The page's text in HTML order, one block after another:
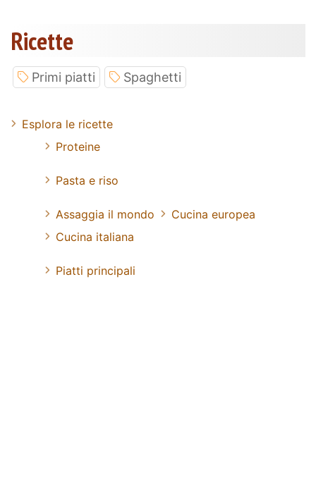
Ricette
Primi piatti Spaghetti
Esplora le ricette
Proteine
Pasta e riso
Assaggia il mondo
Cucina europea
Cucina italiana
Piatti principali